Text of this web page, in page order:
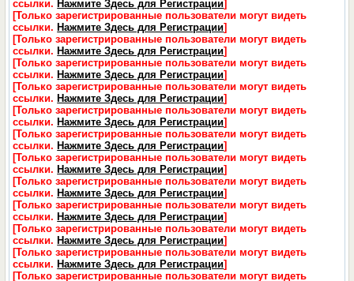
ссылки. Нажмите Здесь для Регистрации]
[Только зарегистрированные пользователи могут видеть
ссылки. Нажмите Здесь для Регистрации]
[Только зарегистрированные пользователи могут видеть
ссылки. Нажмите Здесь для Регистрации]
[Только зарегистрированные пользователи могут видеть
ссылки. Нажмите Здесь для Регистрации]
[Только зарегистрированные пользователи могут видеть
ссылки. Нажмите Здесь для Регистрации]
[Только зарегистрированные пользователи могут видеть
ссылки. Нажмите Здесь для Регистрации]
[Только зарегистрированные пользователи могут видеть
ссылки. Нажмите Здесь для Регистрации]
[Только зарегистрированные пользователи могут видеть
ссылки. Нажмите Здесь для Регистрации]
[Только зарегистрированные пользователи могут видеть
ссылки. Нажмите Здесь для Регистрации]
[Только зарегистрированные пользователи могут видеть
ссылки. Нажмите Здесь для Регистрации]
[Только зарегистрированные пользователи могут видеть
ссылки. Нажмите Здесь для Регистрации]
[Только зарегистрированные пользователи могут видеть
ссылки. Нажмите Здесь для Регистрации]
[Только зарегистрированные пользователи могут видеть